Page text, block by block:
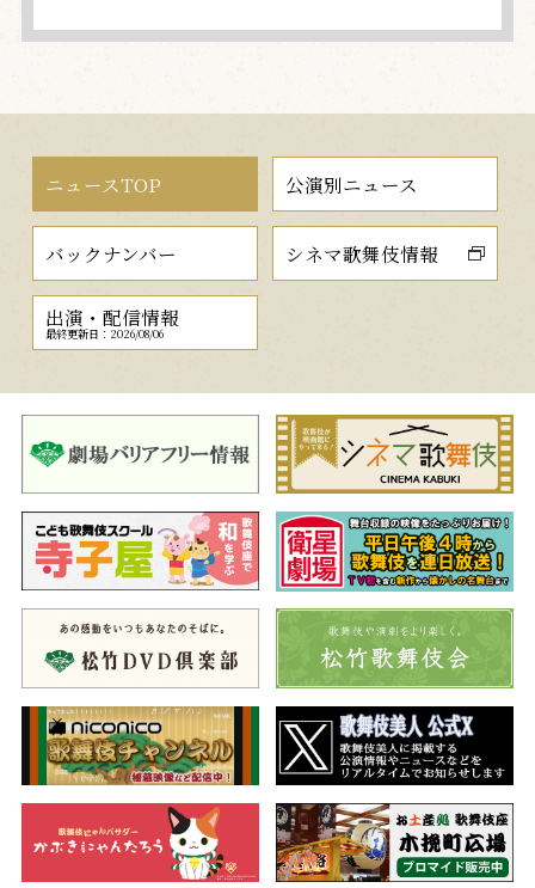
ニュースTOP 公演別ニュース
バックナンバー シネマ歌舞伎情報
出演・配信情報
最終更新日：2026/08/06